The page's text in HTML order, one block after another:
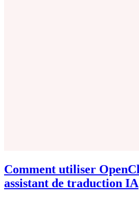
Comment utiliser
assistant de traduction IA